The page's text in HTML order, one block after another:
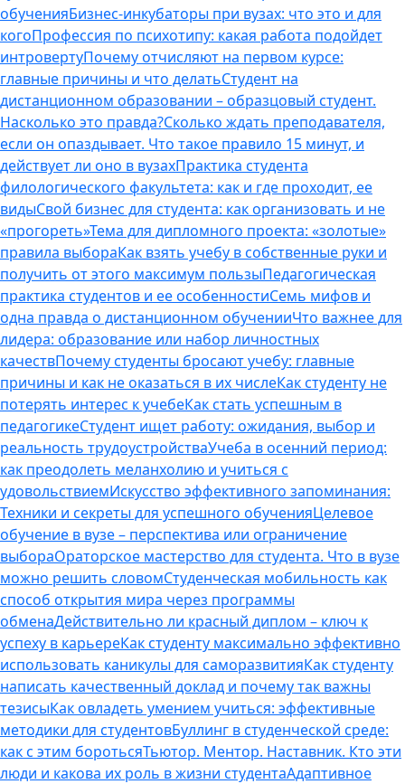
обученияБизнес-инкубаторы при вузах: что это и для
когоПрофессия по психотипу: какая работа подойдет
интровертуПочему отчисляют на первом курсе:
главные причины и что делатьСтудент на
дистанционном образовании – образцовый студент.
Насколько это правда?Сколько ждать преподавателя,
если он опаздывает. Что такое правило 15 минут, и
действует ли оно в вузахПрактика студента
филологического факультета: как и где проходит, ее
видыСвой бизнес для студента: как организовать и не
«прогореть»Тема для дипломного проекта: «золотые»
правила выбораКак взять учебу в собственные руки и
получить от этого максимум пользыПедагогическая
практика студентов и ее особенностиСемь мифов и
одна правда о дистанционном обученииЧто важнее для
лидера: образование или набор личностных
качествПочему студенты бросают учебу: главные
причины и как не оказаться в их числеКак студенту не
потерять интерес к учебеКак стать успешным в
педагогикеСтудент ищет работу: ожидания, выбор и
реальность трудоустройстваУчеба в осенний период:
как преодолеть меланхолию и учиться с
удовольствиемИскусство эффективного запоминания:
Техники и секреты для успешного обученияЦелевое
обучение в вузе – перспектива или ограничение
выбораОраторское мастерство для студента. Что в вузе
можно решить словомСтуденческая мобильность как
способ открытия мира через программы
обменаДействительно ли красный диплом – ключ к
успеху в карьереКак студенту максимально эффективно
использовать каникулы для саморазвитияКак студенту
написать качественный доклад и почему так важны
тезисыКак овладеть умением учиться: эффективные
методики для студентовБуллинг в студенческой среде:
как с этим боротьсяТьютор. Ментор. Наставник. Кто эти
люди и какова их роль в жизни студентаАдаптивное